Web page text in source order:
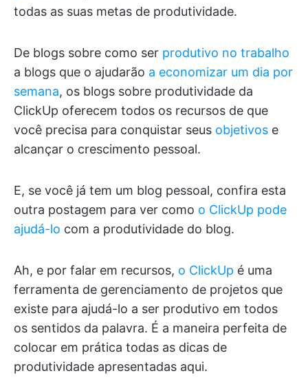
todas as suas metas de produtividade.
De blogs sobre como ser produtivo no trabalho
a blogs que o ajudarão a economizar um dia por
semana, os blogs sobre produtividade da
ClickUp oferecem todos os recursos de que
você precisa para conquistar seus objetivos e
alcançar o crescimento pessoal.
E, se você já tem um blog pessoal, confira esta
outra postagem para ver como o ClickUp pode
ajudá-lo com a produtividade do blog.
Ah, e por falar em recursos, o ClickUp é uma
ferramenta de gerenciamento de projetos que
existe para ajudá-lo a ser produtivo em todos
os sentidos da palavra. É a maneira perfeita de
colocar em prática todas as dicas de
produtividade apresentadas aqui.